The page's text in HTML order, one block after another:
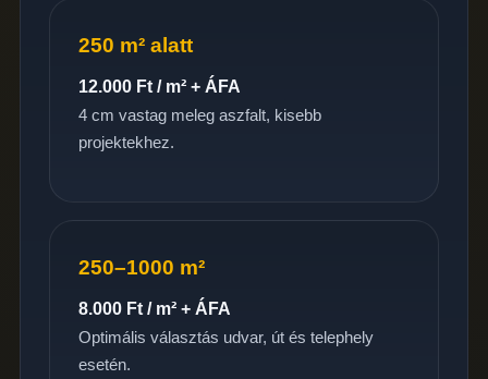
250 m² alatt
12.000 Ft / m² + ÁFA
4 cm vastag meleg aszfalt, kisebb
projektekhez.
250–1000 m²
8.000 Ft / m² + ÁFA
Optimális választás udvar, út és telephely
esetén.